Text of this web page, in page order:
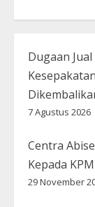
Dugaan
7 Agustus 2026
Centra
Kepada
29 November